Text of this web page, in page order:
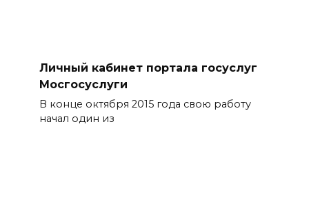
Личный кабинет портала госуслуг
Мосгосуслуги
В конце октября 2015 года свою работу
начал один из